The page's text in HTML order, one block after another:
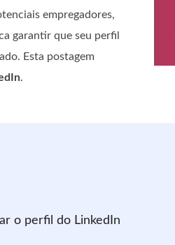
empregadores,
garantir que seu perfil
Esta postagem
.
o perfil do LinkedIn